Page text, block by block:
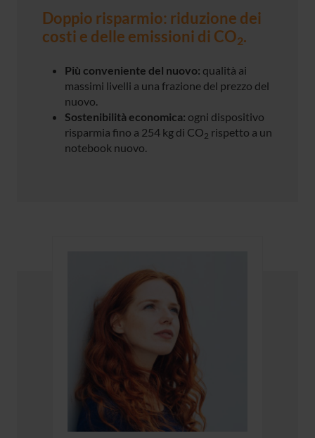
Doppio risparmio: riduzione dei
costi e delle emissioni di CO2.
Più conveniente del nuovo: qualità ai
massimi livelli a una frazione del prezzo del
nuovo.
Sostenibilità economica: ogni dispositivo
risparmia fino a 254 kg di CO2 rispetto a un
notebook nuovo.